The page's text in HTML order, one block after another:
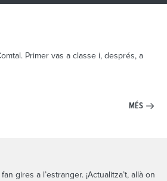
Primer vas a classe i, després, a
MÉS
gires a l’estranger. ¡Actualitza’t, allà on